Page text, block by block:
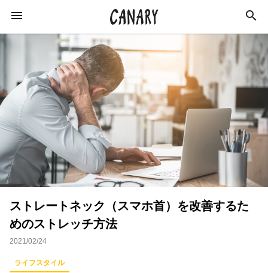
KEYWORD
キーワード
カルチャー ライフスタイル
健康 スキルアップ ダイエット 美容
エンターテインメント インタビュー
トレーニング スポーツ
ストレートネック（スマホ首）を改善するた
めのストレッチ方法
2021/02/24
ライフスタイル